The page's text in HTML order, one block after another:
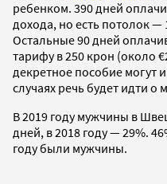
ребенком. 390 дней
дохода, но есть потолок —
Остальные 90 дней
тарифу в 250 крон (около
декретное пособие могут
случаях речь будет идти
В 2019 году мужчины в
дней, в 2018 году — 29%.
году были мужчины.